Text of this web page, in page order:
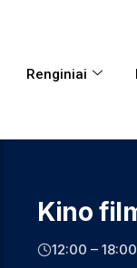
Renginiai
Kino
12:00 – 18:00